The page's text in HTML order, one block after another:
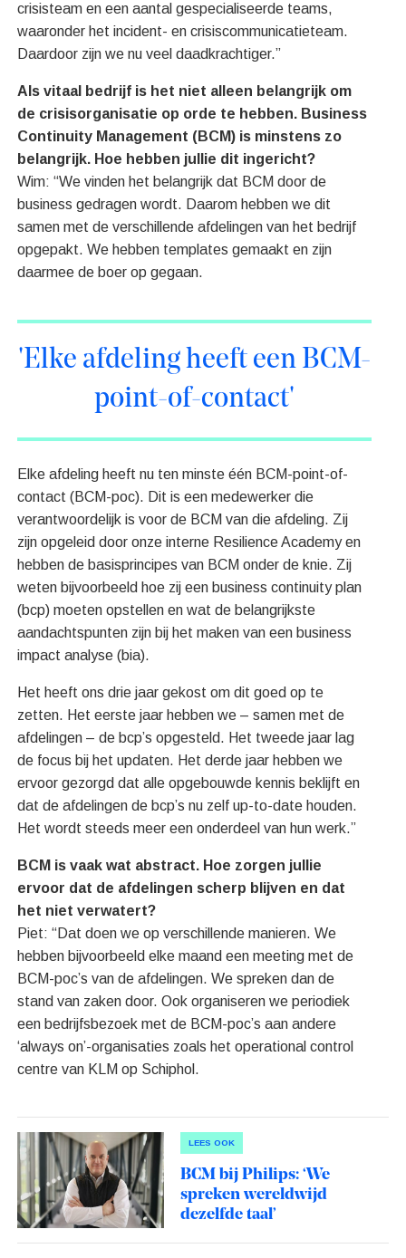
crisisteam en een aantal gespecialiseerde teams,
waaronder het incident- en crisiscommunicatieteam.
Daardoor zijn we nu veel daadkrachtiger.”
Als vitaal bedrijf is het niet alleen belangrijk om
de crisisorganisatie op orde te hebben. Business
Continuity Management (BCM) is minstens zo
belangrijk. Hoe hebben jullie dit ingericht?
Wim: “We vinden het belangrijk dat BCM door de
business gedragen wordt. Daarom hebben we dit
samen met de verschillende afdelingen van het bedrijf
opgepakt. We hebben templates gemaakt en zijn
daarmee de boer op gegaan.
'Elke afdeling heeft een BCM-
point-of-contact'
Elke afdeling heeft nu ten minste één BCM-point-of-
contact (BCM-poc). Dit is een medewerker die
verantwoordelijk is voor de BCM van die afdeling. Zij
zijn opgeleid door onze interne Resilience Academy en
hebben de basisprincipes van BCM onder de knie. Zij
weten bijvoorbeeld hoe zij een business continuity plan
(bcp) moeten opstellen en wat de belangrijkste
aandachtspunten zijn bij het maken van een business
impact analyse (bia).
Het heeft ons drie jaar gekost om dit goed op te
zetten. Het eerste jaar hebben we – samen met de
afdelingen – de bcp’s opgesteld. Het tweede jaar lag
de focus bij het updaten. Het derde jaar hebben we
ervoor gezorgd dat alle opgebouwde kennis beklijft en
dat de afdelingen de bcp’s nu zelf up-to-date houden.
Het wordt steeds meer een onderdeel van hun werk.”
BCM is vaak wat abstract. Hoe zorgen jullie
ervoor dat de afdelingen scherp blijven en dat
het niet verwatert?
Piet: “Dat doen we op verschillende manieren. We
hebben bijvoorbeeld elke maand een meeting met de
BCM-poc’s van de afdelingen. We spreken dan de
stand van zaken door. Ook organiseren we periodiek
een bedrijfsbezoek met de BCM-poc’s aan andere
‘always on’-organisaties zoals het operational control
centre van KLM op Schiphol.
LEES OOK
BCM bij Philips: ‘We
spreken wereldwijd
dezelfde taal’